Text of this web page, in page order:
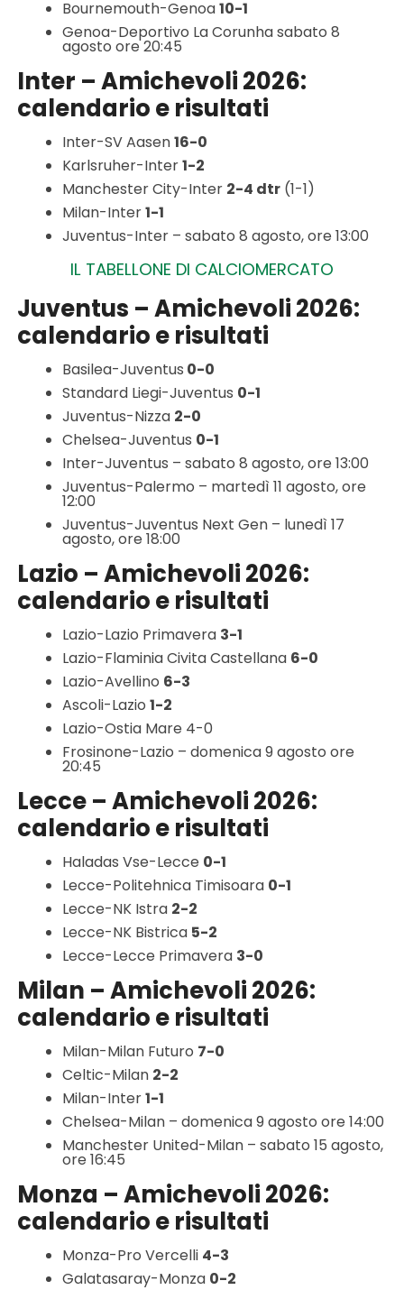
Bournemouth-Genoa10-1
Genoa-Deportivo La Corunha sabato 8
agosto ore 20:45
Inter – Amichevoli 2026:
calendario e risultati
Inter-SV Aasen16-0
Karlsruher-Inter1-2
Manchester City-Inter 2-4 dtr(1-1)
Milan-Inter1-1
Juventus-Inter – sabato 8 agosto, ore 13:00
IL TABELLONE DI CALCIOMERCATO
Juventus – Amichevoli 2026:
calendario e risultati
Basilea-Juventus 0-0
Standard Liegi-Juventus 0-1
Juventus-Nizza 2-0
Chelsea-Juventus 0-1
Inter-Juventus – sabato 8 agosto, ore 13:00
Juventus-Palermo – martedì 11 agosto, ore
12:00
Juventus-Juventus Next Gen – lunedì 17
agosto, ore 18:00
Lazio – Amichevoli 2026:
calendario e risultati
Lazio-Lazio Primavera 3-1
Lazio-Flaminia Civita Castellana 6-0
Lazio-Avellino 6-3
Ascoli-Lazio 1-2
Lazio-Ostia Mare 4-0
Frosinone-Lazio – domenica 9 agosto ore
20:45
Lecce – Amichevoli 2026:
calendario e risultati
Haladas Vse-Lecce 0-1
Lecce-Politehnica Timisoara 0-1
Lecce-NK Istra 2-2
Lecce-NK Bistrica 5-2
Lecce-Lecce Primavera 3-0
Milan – Amichevoli 2026:
calendario e risultati
Milan-Milan Futuro 7-0
Celtic-Milan 2-2
Milan-Inter1-1
Chelsea-Milan – domenica 9 agosto ore 14:00
Manchester United-Milan – sabato 15 agosto,
ore 16:45
Monza – Amichevoli 2026:
calendario e risultati
Monza-Pro Vercelli 4-3
Galatasaray-Monza 0-2